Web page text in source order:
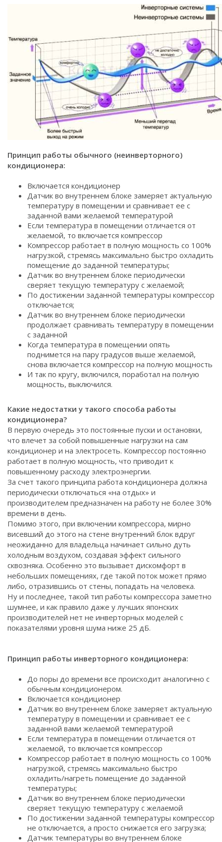
Принцип работы обычного (неинверторного)
кондиционера:
Включается кондиционер
Датчик во внутреннем блоке замеряет актуальную
температуру в помещении и сравнивает ее с
заданной вами желаемой температурой
Если температура в помещении отличается от
желаемой, то включается компрессор
Компрессор работает в полную мощность со 100%
нагрузкой, стремясь максимально быстро охладить
помещение до заданной температуры;
Датчик во внутреннем блоке периодически
сверяет текущую температуру с желаемой;
По достижении заданной температуры компрессор
отключается;
Датчик во внутреннем блоке периодически
продолжает сравнивать температуру в помещении
с заданной
Когда температура в помещении опять
поднимется на пару градусов выше желаемой,
снова включается компрессор на полную мощность
И так по кругу, включился, поработал на полную
мощность, выключился.
Какие недостатки у такого способа работы
кондиционера?
В первую очередь это постоянные пуски и остановки,
что влечет за собой повышенные нагрузки на сам
кондиционер и на электросеть. Компрессор постоянно
работает в полную мощность, что приводит к
повышенному расходу электроэнергии.
За счет такого принципа работа кондиционера должна
периодически отключаться «на отдых» и
производителем предназначен на работу не более 30%
времени в день.
Помимо этого, при включении компрессора, мирно
висевший до этого на стене внутренний блок вдруг
неожиданно для владельца начинает сильно дуть
холодным воздухом, создавая эффект сильного
сквозняка. Особенно это вызывает дискомфорт в
небольших помещениях, где такой поток может прямо
либо, отразившись от стены, попадать на человека.
Ну и последнее, такой тип работы компрессора заметно
шумнее, и как правило даже у лучших японских
производителей нет не инверторных моделей с
показателями уровня шума ниже 25 дБ.
Принцип работы инверторного кондиционера:
До поры до времени все происходит аналогично с
обычным кондиционером.
Включается кондиционер
Датчик во внутреннем блоке замеряет актуальную
температуру в помещении и сравнивает ее с
заданной вами желаемой температурой
Если температура в помещении отличается от
желаемой, то включается компрессор
Компрессор работает в полную мощность со 100%
нагрузкой, стремясь максимально быстро
охладить/нагреть помещение до заданной
температуры;
Датчик во внутреннем блоке периодически
сверяет текущую температуру с желаемой
По достижении заданной температуры компрессор
не отключается, а просто снижается его загрузка;
Датчик температуры во внутреннем блоке